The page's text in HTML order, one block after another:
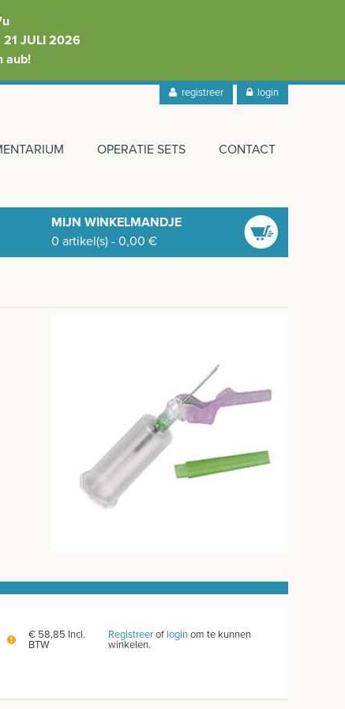
21 JULI 2026
aub!
registreer login
OPERATIE SETS CONTACT
MIJN WINKELMANDJE
0 artikel(s) - 0,00 €
€ 58,85 Incl.
BTW
Registreerof loginom te kunnen
winkelen.